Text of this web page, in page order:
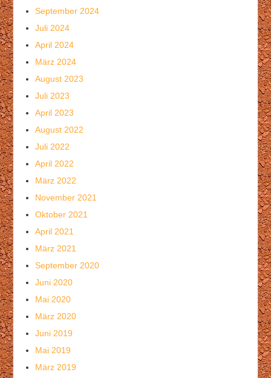
September 2024
Juli 2024
April 2024
März 2024
August 2023
Juli 2023
April 2023
August 2022
Juli 2022
April 2022
März 2022
November 2021
Oktober 2021
April 2021
März 2021
September 2020
Juni 2020
Mai 2020
März 2020
Juni 2019
Mai 2019
März 2019